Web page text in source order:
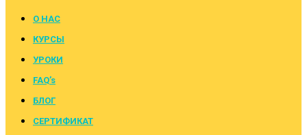
О НАС
КУРСЫ
УРОКИ
FAQ’s
БЛОГ
СЕРТИФИКАТ